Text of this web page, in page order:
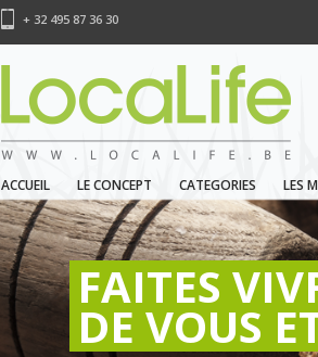
+ 32 495 87 36 30
ACCUEIL LE CONCEPT CATEGORIES LES
FAITES
DE VOUS